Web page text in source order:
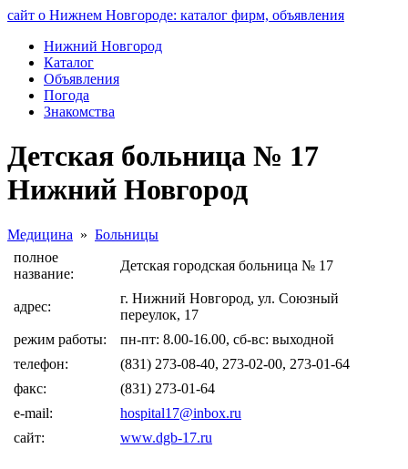
сайт о Нижнем Новгороде: каталог фирм, объявления
Нижний Новгород
Каталог
Объявления
Погода
Знакомства
Детская больница № 17
Нижний Новгород
Медицина » Больницы
полное
название:
Детская городская больница № 17
адрес:
г. Нижний Новгород, ул. Союзный
переулок, 17
режим работы:
пн-пт: 8.00-16.00, сб-вс: выходной
телефон:
(831) 273-08-40, 273-02-00, 273-01-64
факс:
(831) 273-01-64
e-mail:
hospital17@inbox.ru
сайт:
www.dgb-17.ru